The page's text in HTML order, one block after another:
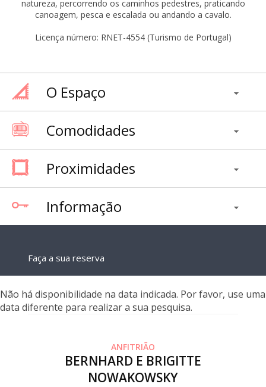
natureza, percorrendo os caminhos pedestres, praticando
canoagem, pesca e escalada ou andando a cavalo.
Licença número: RNET-4554 (Turismo de Portugal)
O Espaço
Comodidades
Proximidades
Informação
Faça a sua reserva
Não há disponibilidade na data indicada. Por favor, use uma
data diferente para realizar a sua pesquisa.
ANFITRIÃO
BERNHARD E BRIGITTE
NOWAKOWSKY